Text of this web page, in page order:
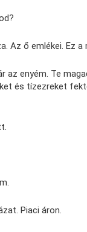
Az ő emlékei. Ez a
az enyém. Te
és tízezreket
Piaci áron.